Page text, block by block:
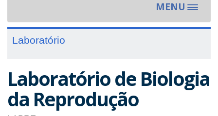
MENU
Toggle
Laboratório
Laboratório de Biologia
da Reprodução